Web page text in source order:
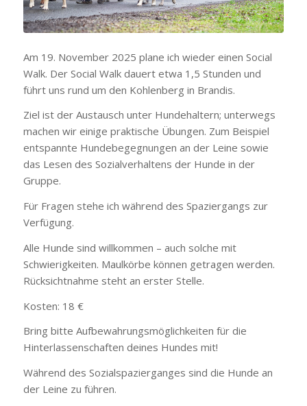
Am 19. November 2025 plane ich wieder einen Social
Walk. Der Social Walk dauert etwa 1,5 Stunden und
führt uns rund um den Kohlenberg in Brandis.
Ziel ist der Austausch unter Hundehaltern; unterwegs
machen wir einige praktische Übungen. Zum Beispiel
entspannte Hundebegegnungen an der Leine sowie
das Lesen des Sozialverhaltens der Hunde in der
Gruppe.
Für Fragen stehe ich während des Spaziergangs zur
Verfügung.
Alle Hunde sind willkommen – auch solche mit
Schwierigkeiten. Maulkörbe können getragen werden.
Rücksichtnahme steht an erster Stelle.
Kosten: 18 €
Bring bitte Aufbewahrungsmöglichkeiten für die
Hinterlassenschaften deines Hundes mit!
Während des Sozialspazierganges sind die Hunde an
der Leine zu führen.